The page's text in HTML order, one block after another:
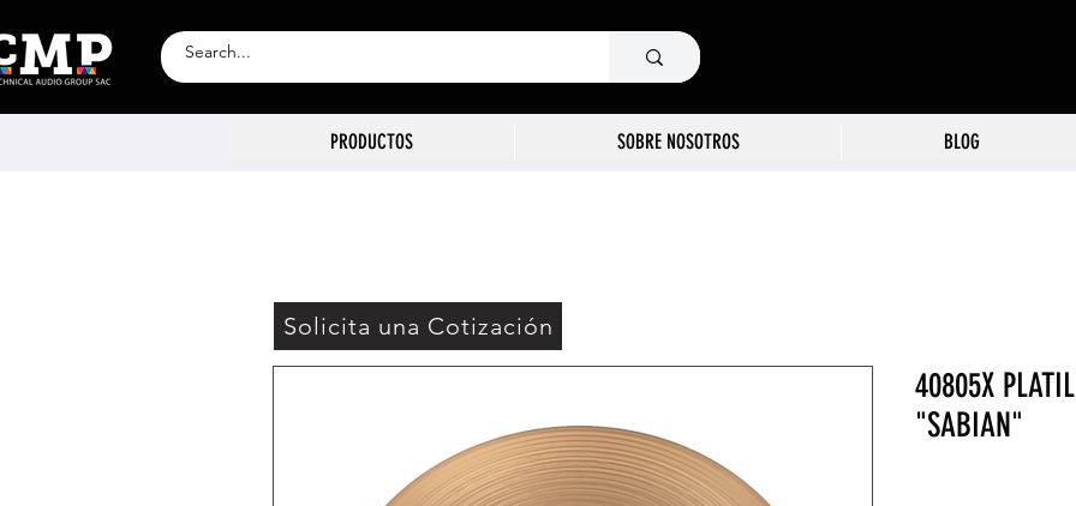
PRODUCTOS SOBRE NOSOTROS BLOG
40805X
"SABIAN"
Solicita una Cotización